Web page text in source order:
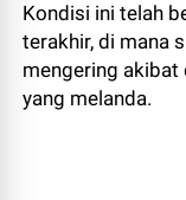
Kondisi ini telah
terakhir, di mana
mengering akibat
yang melanda.